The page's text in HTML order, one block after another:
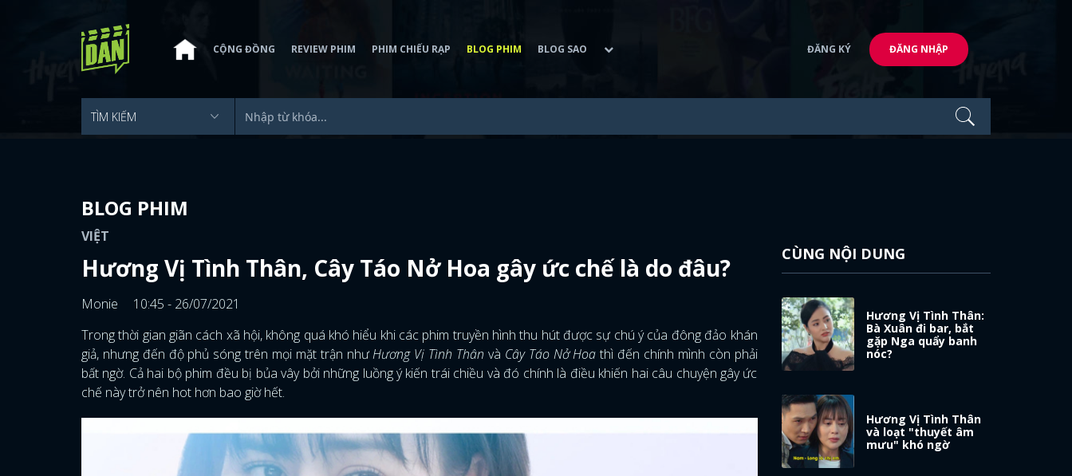
CỘNG ĐỒNG REVIEW PHIM PHIM CHIẾU RẠP BLOG PHIM BLOG SAO ĐĂNG KÝ ĐĂNG NHẬP
BLOG PHIM
VIỆT
Hương Vị Tình Thân, Cây Táo Nở Hoa gây ức chế là do đâu?
Monie
10:45 - 26/07/2021
Trong thời gian giãn cách xã hội, không quá khó hiểu khi các phim truyền hình thu hút được sự chú ý của đông đảo khán
giả, nhưng đến độ phủ sóng trên mọi mặt trận nhưHương Vị Tình Thân và Cây Táo Nở Hoa thì đến chính mình còn phải
bất ngờ. Cả hai bộ phim đều bị bủa vây bởi những luồng ý kiến trái chiều và đó chính là điều khiến hai câu chuyện gây ức
chế này trở nên hot hơn bao giờ hết.
CÙNG NỘI DUNG
Hương Vị Tình Thân:
Bà Xuân đi bar, bắt
gặp Nga quẩy banh
nóc?
Hương Vị Tình Thân
và loạt "thuyết âm
mưu" khó ngờ